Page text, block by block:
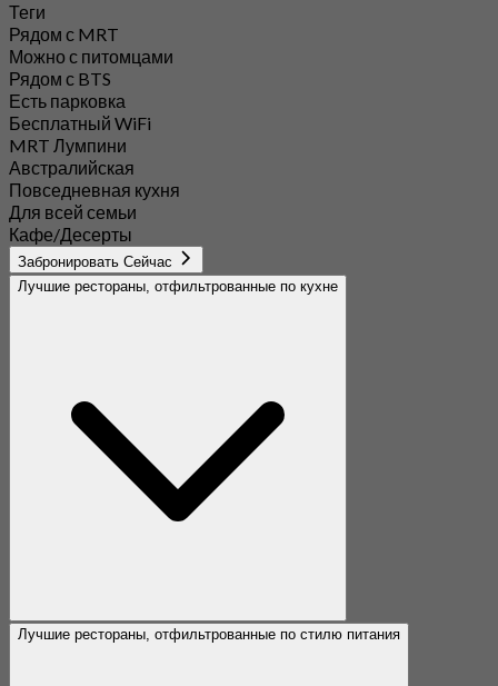
Теги
Рядом с MRT
Можно с питомцами
Рядом с BTS
Есть парковка
Бесплатный WiFi
MRT Лумпини
Австралийская
Повседневная кухня
Для всей семьи
Кафе/Десерты
Забронировать Сейчас
Лучшие рестораны, отфильтрованные по кухне
Лучшие рестораны, отфильтрованные по стилю питания